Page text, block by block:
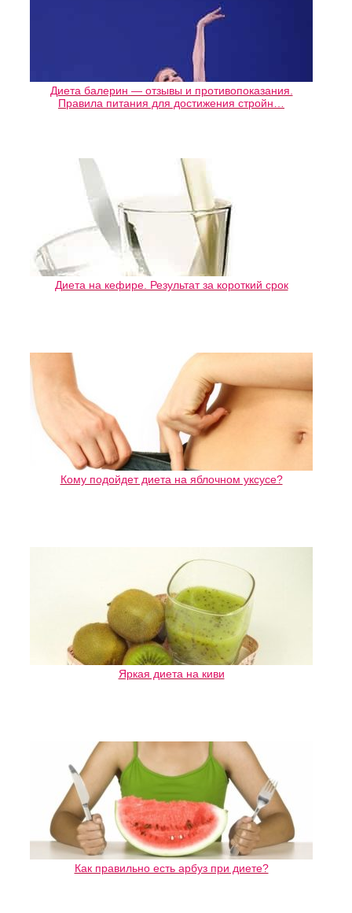
Диета балерин — отзывы и противопоказания.
Правила питания для достижения стройн…
Диета на кефире. Результат за короткий срок
Кому подойдет диета на яблочном уксусе?
Яркая диета на киви
Как правильно есть арбуз при диете?